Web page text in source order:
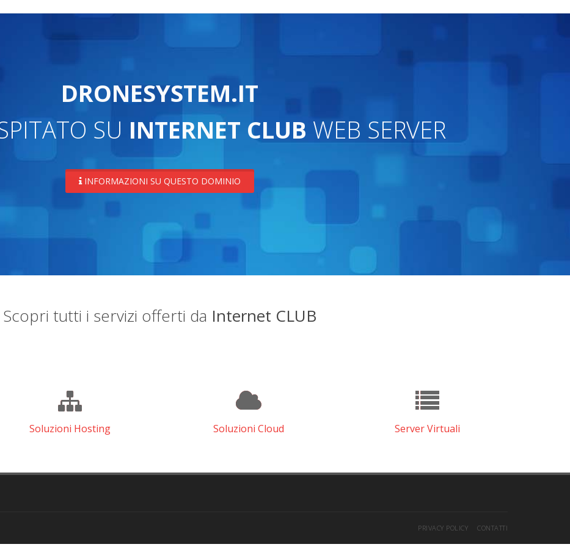
DRONESYSTEM.IT
SU INTERNET CLUB WEB SERVER
INFORMAZIONI SU QUESTO DOMINIO
Scopri tutti i servizi offerti da Internet CLUB
Soluzioni Hosting Soluzioni Cloud Server Virtuali
PRIVACY POLICY CONTATTI